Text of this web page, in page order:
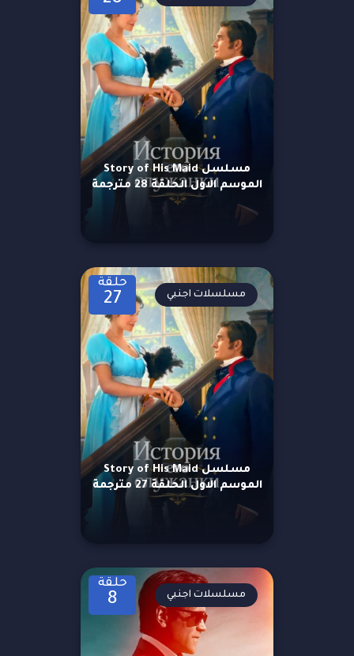
مسلسل Story of His Maid
الموسم الاول الحلقة 28 مترجمة
حلقة
27
مسلسل Story of His Maid
الموسم الاول الحلقة 27 مترجمة
مسلسلات اجنبي
حلقة
8 مسلسلات اجنبي